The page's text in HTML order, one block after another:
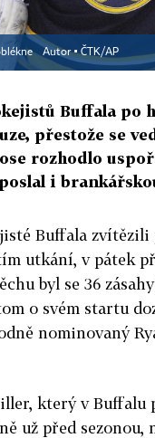
Autor ▪ČTK/AP
Buffala po
přestože se
rozhodlo
i
Buffala zvítězili
utkání, v pátek
byl se 36
o svém startu
nominovaný
který v Buffalu
už před